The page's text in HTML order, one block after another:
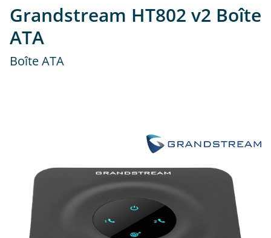
Grandstream HT802 v2 Boîte
ATA
Boîte ATA